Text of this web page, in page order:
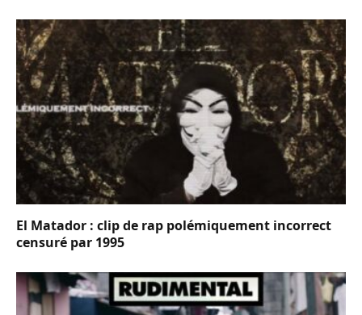
El Matador : clip de rap polémiquement incorrect
censuré par 1995